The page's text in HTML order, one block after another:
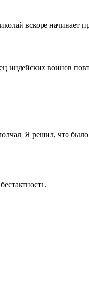
вскоре начинает
индейских воинов
Я решил, что